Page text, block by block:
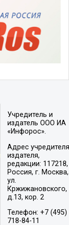
Учредитель и
издатель ООО ИА
«Инфорос».
Адрес
издателя,
редакции: 117218,
Россия, г. Москва,
ул.
Кржижановского,
д.13, кор. 2
Телефон: +7 (495)
718-84-11